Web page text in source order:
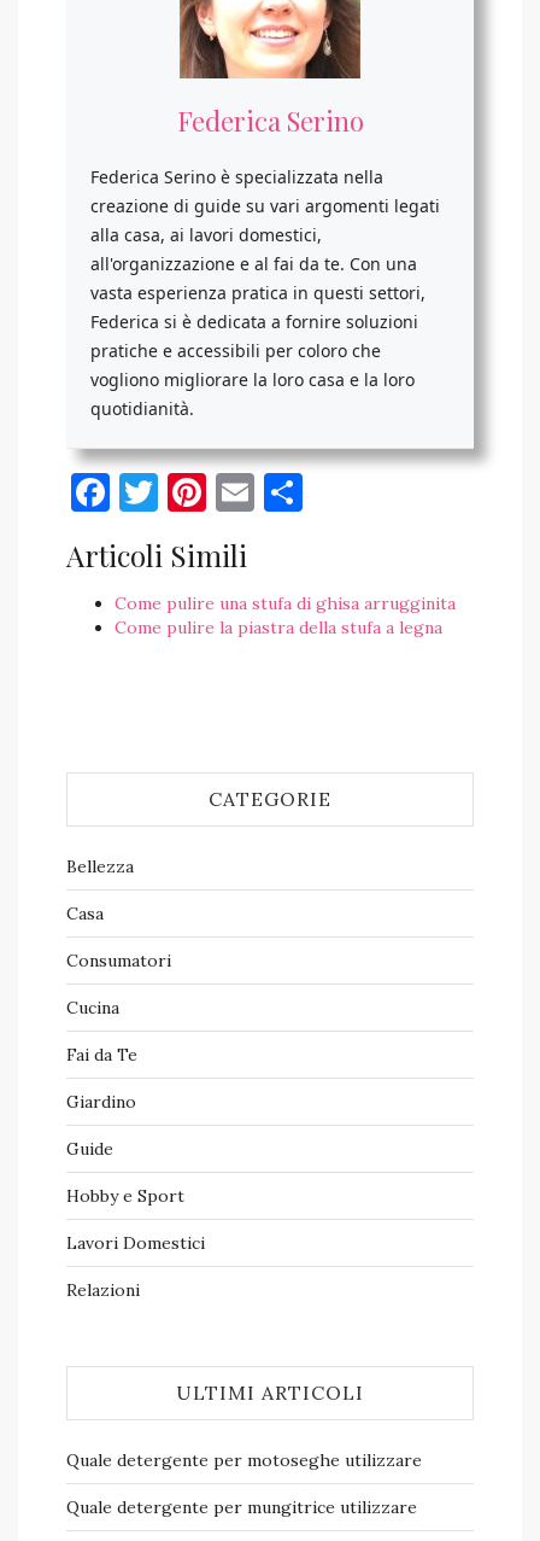
Federica Serino
Federica Serino è specializzata nella
creazione di guide su vari argomenti legati
alla casa, ai lavori domestici,
all'organizzazione e al fai da te. Con una
vasta esperienza pratica in questi settori,
Federica si è dedicata a fornire soluzioni
pratiche e accessibili per coloro che
vogliono migliorare la loro casa e la loro
quotidianità.
Facebook
Twitter
Pinterest
Email
Articoli Simili
Come pulire una stufa di ghisa arrugginita
Come pulire la piastra della stufa a legna
CATEGORIE
Bellezza
Casa
Consumatori
Cucina
Fai da Te
Giardino
Guide
Hobby e Sport
Lavori Domestici
Relazioni
ULTIMI ARTICOLI
Quale detergente per motoseghe​ utilizzare
Quale detergente per mungitrice​ utilizzare